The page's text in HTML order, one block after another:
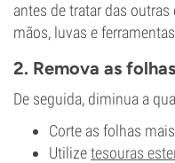
antes de tratar das
mãos, luvas e
2. Remova as
De seguida, diminua a
Corte as folhas
Utilizetesouras